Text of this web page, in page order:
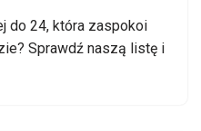
do 24, która zaspokoi
Sprawdź naszą listę i